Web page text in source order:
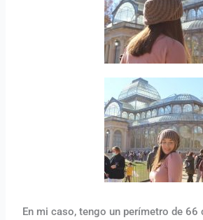
En mi caso, tengo un perímetro de 66